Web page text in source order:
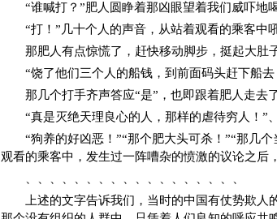
“谁喊打？”肥人圆睁着那凶眼望着我们威吓地喝
“打！”几十个人的声音，从站着观看的乘客中
那肥人有点惊慌了，赶快移动脚步，挺起大肚
“饶了他们三个人的船钱，到前面码头赶下船去
那几个打手齐声答应“是”，也即跟着肥人走去了
“真是灭绝天理良心的人，那样的虐待穷人！”、
“狗养的好凶恶！”“那个肥大头可杀！”“那几
观看的乘客中，发生过一阵嘈杂的愤激的议论之后
上述的文字告诉我们，当时的中国有仗势欺